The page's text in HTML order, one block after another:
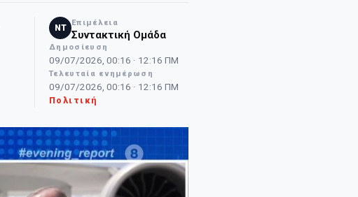
NT Επιμέλεια
Συντακτική Ομάδα
Δημοσίευση
09/07/2026, 00:16 · 12:16 ΠΜ
Τελευταία ενημέρωση
09/07/2026, 00:16 · 12:16 ΠΜ
Πολιτική